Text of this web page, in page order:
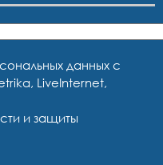
данных с
LiveInternet,
и защиты